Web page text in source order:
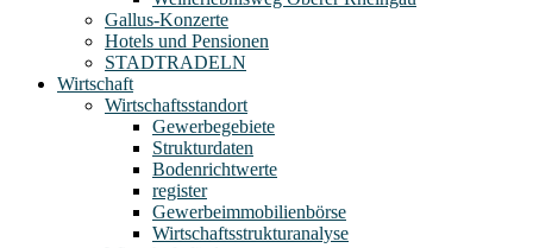
Gallus-Konzerte
Hotels und Pensionen
STADTRADELN
Wirtschaft
Wirtschaftsstandort
Gewerbegebiete
Strukturdaten
Bodenrichtwerte
register
Gewerbeimmobilienbörse
Wirtschaftsstrukturanalyse